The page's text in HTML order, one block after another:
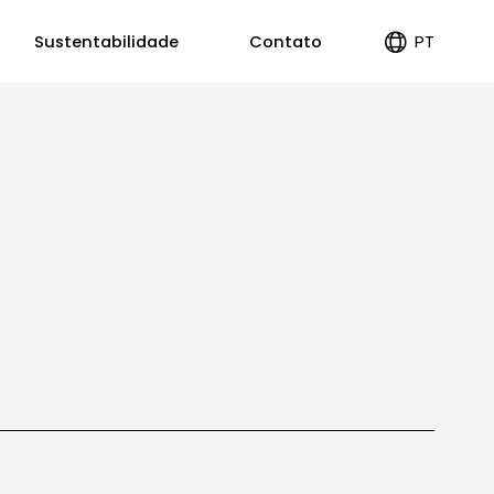
Sustentabilidade Contato PT